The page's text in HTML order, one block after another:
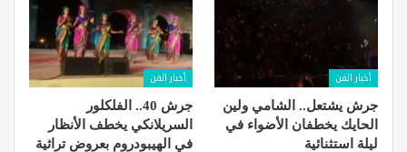
أخبار الفن
جرش يشتعل.. الشامي ولين
الحايك يخطفان الأضواء في
ليلة استثنائية
أخبار الفن
جرش 40.. الفلكلور
السريلانكي يخطف الأنظار
في الهيبودروم بعروض تراثية